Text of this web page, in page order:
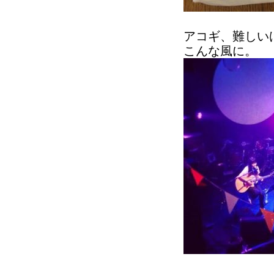
アコギ、難し
こんな風に。